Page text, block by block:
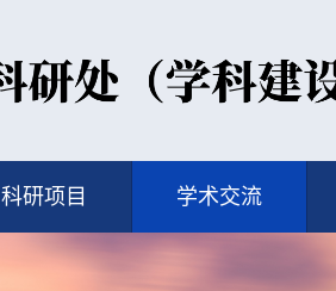
科研项目 学术交流